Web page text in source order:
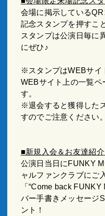
会場に掲示している
記念スタンプを押すこ
スタンプは公演日毎に
にぜひ♪
※スタンプはWEBサイ
WEBサイト上の一覧ペ
す。
※退会すると獲得した
すのでご注意ください。
■新規入会＆お友達紹
公演日当日にFUNKY
ャルファンクラブにご
「“Come back
バー手書きメッセージ
ント！